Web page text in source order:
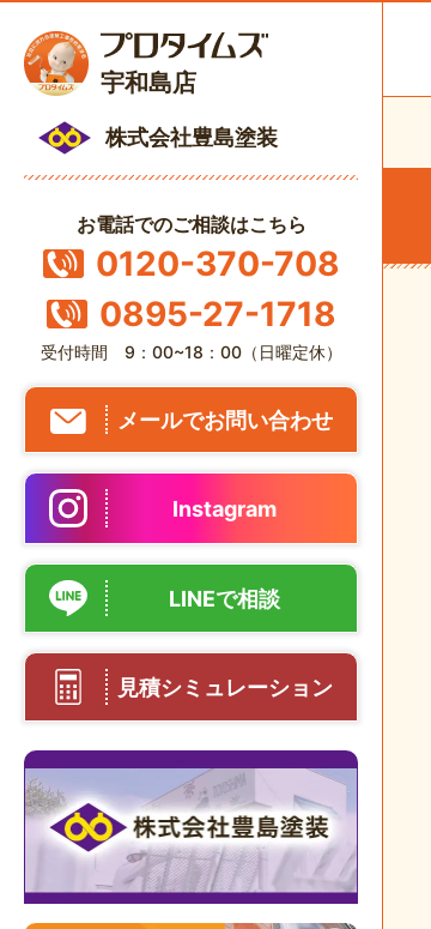
宇和島店
株式会社豊島塗装
お電話でのご相談はこちら
0120-370-708
0895-27-1718
受付時間 9：00~18：00（日曜定休）
メールでお問い合わせ
Instagram
LINEで相談
見積シミュレーション